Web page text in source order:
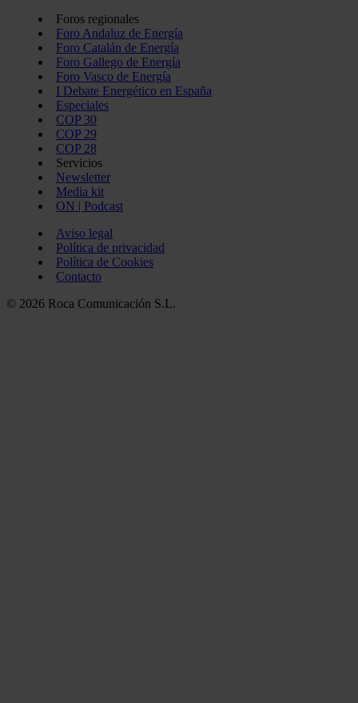
Foros regionales
Foro Andaluz de Energía
Foro Catalán de Energía
Foro Gallego de Energía
Foro Vasco de Energía
I Debate Energético en España
Especiales
COP 30
COP 29
COP 28
Servicios
Newsletter
Media kit
ON | Podcast
Aviso legal
Política de privacidad
Política de Cookies
Contacto
© 2026 Roca Comunicación S.L.